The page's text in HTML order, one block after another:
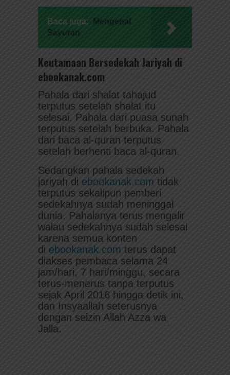
Baca juga:
Mengenal
Sayuran
Keutamaan Bersedekah Jariyah di
ebookanak.com
Pahala dari shalat tahajud
terputus setelah shalat itu
selesai. Pahala dari puasa sunah
terputus setelah berbuka. Pahala
dari baca al-quran terputus
setelah berhenti baca al-quran.
Sedangkan pahala sedekah
jariyah di ebookanak.com tidak
terputus sekalipun pemberi
sedekahnya sudah meninggal
dunia. Pahalanya terus mengalir
walau sedekahnya sudah selesai
karena semua konten
di ebookanak.com terus dapat
diakses pembaca selama 24
jam/hari, 7 hari/minggu, secara
terus-menerus tanpa terputus
sejak April 2016 hingga detik ini,
dan Insyaallah seterusnya
dengan seizin Allah Azza wa
Jalla.